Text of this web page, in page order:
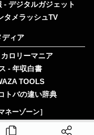
- デジタルガジェット
タメラッシュTV
ディア
ロリーマニア
- 年収白書
TOOLS
トバの違い辞典
ネーゾーン］